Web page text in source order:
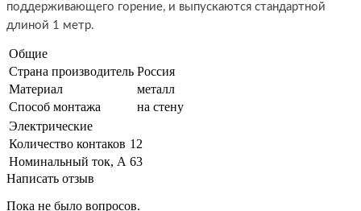
поддерживающего горение, и выпускаются стандартной
длиной 1 метр.
Общие
Страна производитель Россия
Материал
металл
Способ монтажа
на стену
Электрические
Количество контаков 12
Номинальный ток, А 63
Написать отзыв
Пока не было вопросов.